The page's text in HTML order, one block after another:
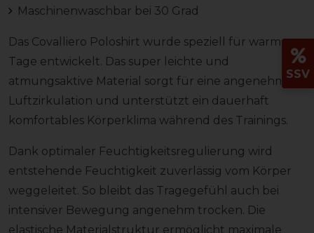
Maschinenwaschbar bei 30 Grad
Das Covalliero Poloshirt wurde speziell für warme
Tage entwickelt. Das super leichte und
atmungsaktive Material sorgt für eine angenehme
Luftzirkulation und unterstützt ein dauerhaft
komfortables Körperklima während des Trainings.
Dank optimaler Feuchtigkeitsregulierung wird
entstehende Feuchtigkeit zuverlässig vom Körper
weggeleitet. So bleibt das Tragegefühl auch bei
intensiver Bewegung angenehm trocken. Die
elastische Materialstruktur ermöglicht maximale
SSV